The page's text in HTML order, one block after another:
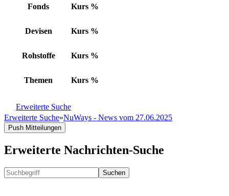
Fonds Kurs %
Devisen Kurs %
Rohstoffe Kurs %
Themen Kurs %
Erweiterte Suche
Erweiterte Suche»NuWays - News vom 27.06.2025
Push Mitteilungen
Erweiterte Nachrichten-Suche
Suchen